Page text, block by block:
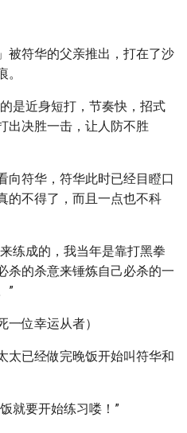
被符华的父亲推出，打在了沙
是近身短打，节奏快，招式
出决胜一击，让人防不胜
向符华，符华此时已经目瞪口
的不得了，而且一点也不科
练成的，我当年是靠打黑拳
杀的杀意来锤炼自己必杀的一
”
一位幸运从者）
太已经做完晚饭开始叫符华和
就要开始练习喽！”